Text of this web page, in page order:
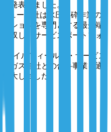
発表しました。
ューズ社は水圧破砕作業の
ーションを専門とする最先端
収し、サービスポートフォ
オイルフィールド・サービス
ガス会社との合弁事業を通
大しました。